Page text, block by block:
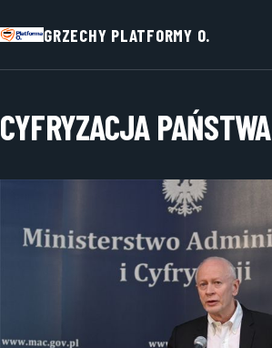
GRZECHY PLATFORMY O.
CYFRYZACJA PAŃSTWA